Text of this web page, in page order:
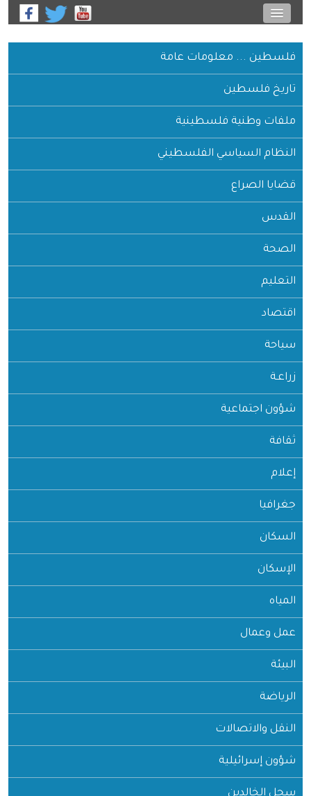
فلسطين ... معلومات عامة
تاريخ فلسطين
ملفات وطنية فلسطينية
النظام السياسي الفلسطيني
قضايا الصراع
القدس
الصحة
التعليم
اقتصاد
سياحة
زراعـة
شؤون اجتماعية
ثقافة
إعلام
جغرافيا
السكان
الإسكان
المياه
عمل وعمال
البيئة
الرياضة
النقل والاتصالات
شؤون إسرائيلية
سجل الخالدين